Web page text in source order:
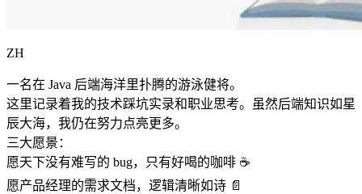
ZH
一名在 Java 后端海洋里扑腾的游泳健将。
这里记录着我的技术踩坑实录和职业思考。虽然后端知识如星
辰大海，我仍在努力点亮更多。
三大愿景：
愿天下没有难写的 bug，只有好喝的咖啡 ☕️
愿产品经理的需求文档，逻辑清晰如诗 📄